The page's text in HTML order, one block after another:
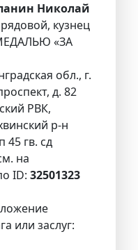
Николай
рядовой, кузнец
«ЗА
обл., г.
д. 82
РВК,
р-н
45 гв. сд
на
ID: 32501323
или заслуг: